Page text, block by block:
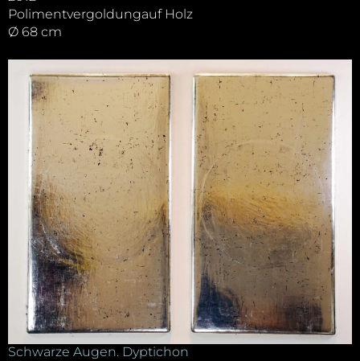
Polimentvergoldungauf Holz
Ø 68 cm
Schwarze Augen. Dyptichon